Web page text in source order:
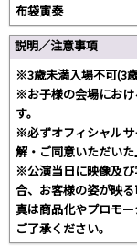
布袋寅泰
説明／注意事項
※3歳未満入場不可(3歳
※お子様の会場におけ
す。
※必ずオフィシャルサ
解・ご同意いただいた
※公演当日に映像及び
合、お客様の姿が映
真は商品化やプロモ
ご了承ください。